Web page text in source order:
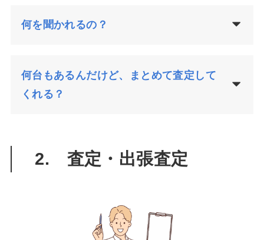
何を聞かれるの？
何台もあるんだけど、まとめて査定して
くれる？
2. 査定・出張査定